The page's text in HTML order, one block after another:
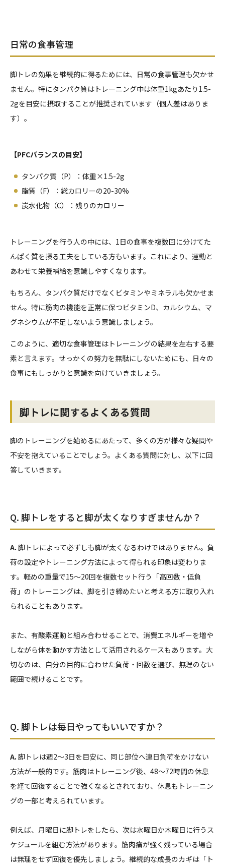
日常の食事管理
脚トレの効果を継続的に得るためには、日常の食事管理も欠かせ
ません。特にタンパク質はトレーニング中は体重1kgあたり1.5-
2gを目安に摂取することが推奨されています（個人差はありま
す）。
【PFCバランスの目安】
タンパク質（P）：体重×1.5-2g
脂質（F）：総カロリーの20-30%
炭水化物（C）：残りのカロリー
トレーニングを行う人の中には、1日の食事を複数回に分けてた
んぱく質を摂る工夫をしている方もいます。これにより、運動と
あわせて栄養補給を意識しやすくなります。
もちろん、タンパク質だけでなくビタミンやミネラルも欠かせま
せん。特に筋肉の機能を正常に保つビタミンD、カルシウム、マ
グネシウムが不足しないよう意識しましょう。
このように、適切な食事管理はトレーニングの結果を左右する要
素と言えます。せっかくの努力を無駄にしないためにも、日々の
食事にもしっかりと意識を向けていきましょう。
脚トレに関するよくある質問
脚のトレーニングを始めるにあたって、多くの方が様々な疑問や
不安を抱えていることでしょう。よくある質問に対し、以下に回
答していきます。
Q. 脚トレをすると脚が太くなりすぎませんか？
A. 脚トレによって必ずしも脚が太くなるわけではありません。負
荷の設定やトレーニング方法によって得られる印象は変わりま
す。軽めの重量で15～20回を複数セット行う「高回数・低負
荷」のトレーニングは、脚を引き締めたいと考える方に取り入れ
られることもあります。
また、有酸素運動と組み合わせることで、消費エネルギーを増や
しながら体を動かす方法として活用されるケースもあります。大
切なのは、自分の目的に合わせた負荷・回数を選び、無理のない
範囲で続けることです。
Q. 脚トレは毎日やってもいいですか？
A. 脚トレは週2～3日を目安に、同じ部位へ連日負荷をかけない
方法が一般的です。筋肉はトレーニング後、48～72時間の休息
を経て回復することで強くなるとされており、休息もトレーニン
グの一部と考えられています。
例えば、月曜日に脚トレをしたら、次は水曜日か木曜日に行うス
ケジュールを組む方法があります。筋肉痛が強く残っている場合
は無理をせず回復を優先しましょう。継続的な成長のカギは「ト